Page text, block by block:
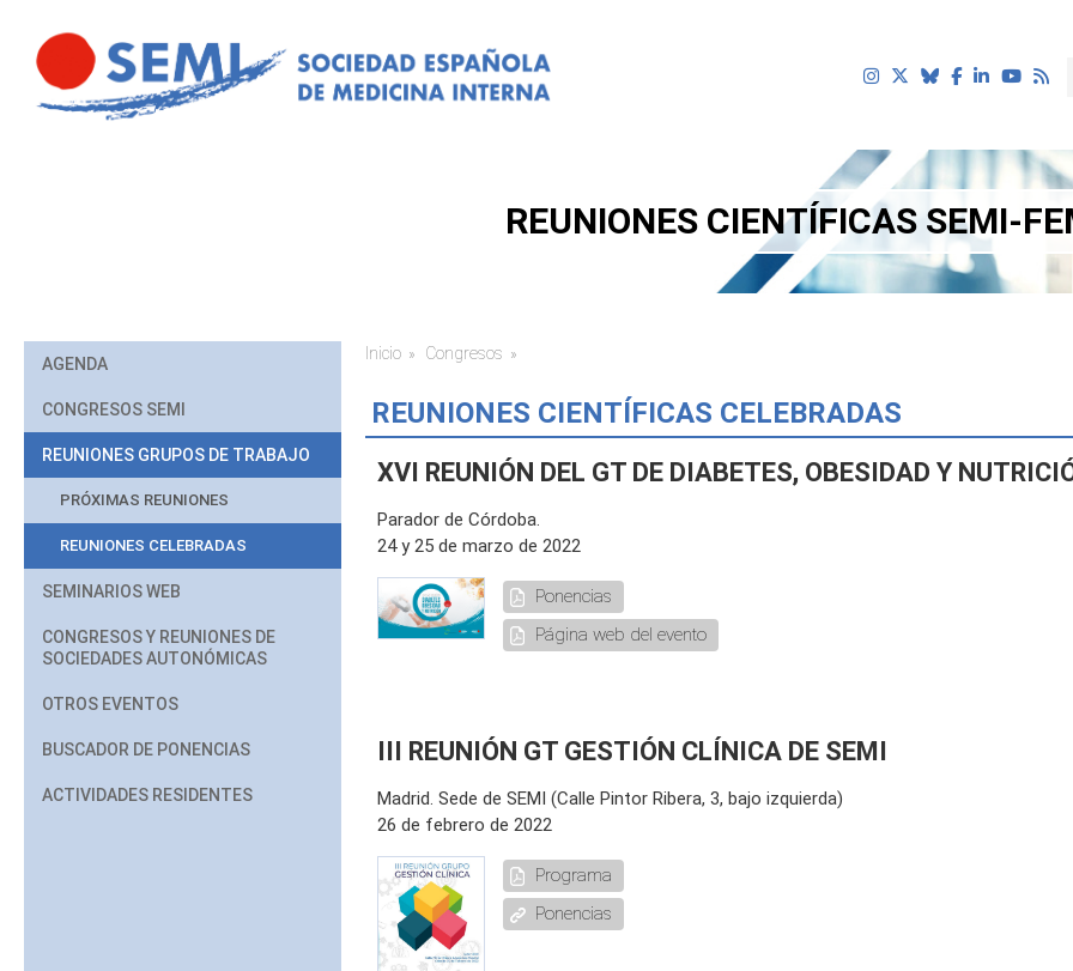
REUNIONES CIENTÍFICAS SEMI-
AGENDA
CONGRESOS SEMI
REUNIONES GRUPOS DE TRABAJO
PRÓXIMAS REUNIONES
REUNIONES CELEBRADAS
SEMINARIOS WEB
CONGRESOS Y REUNIONES DE
SOCIEDADES AUTONÓMICAS
OTROS EVENTOS
BUSCADOR DE PONENCIAS
ACTIVIDADES RESIDENTES
Usted está aquí
Inicio Congresos
REUNIONES CIENTÍFICAS CELEBRADAS
XVI REUNIÓN DEL GT DE DIABETES, OBESIDAD Y
Parador de Córdoba.
24 y 25 de marzo de 2022
Ponencias
Página web del evento
III REUNIÓN GT GESTIÓN CLÍNICA DE SEMI
Madrid. Sede de SEMI (Calle Pintor Ribera, 3, bajo izquierda)
26 de febrero de 2022
Programa
Ponencias